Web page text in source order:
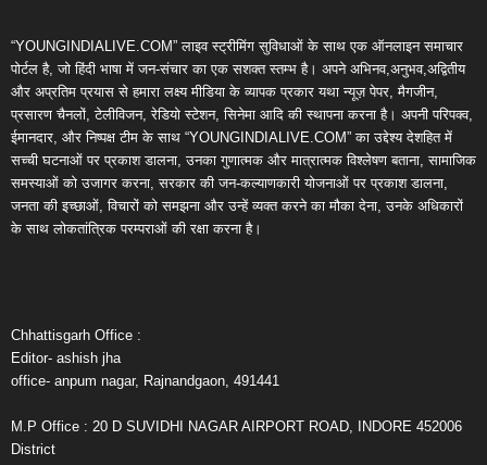
“YOUNGINDIALIVE.COM” लाइव स्ट्रीमिंग सुविधाओं के साथ एक ऑनलाइन समाचार
पोर्टल है, जो हिंदी भाषा में जन-संचार का एक सशक्त स्तम्भ है। अपने अभिनव,अनुभव,अद्वितीय
और अप्रतिम प्रयास से हमारा लक्ष्य मीडिया के व्यापक प्रकार यथा न्यूज़ पेपर, मैगजीन,
प्रसारण चैनलों, टेलीविजन, रेडियो स्टेशन, सिनेमा आदि की स्थापना करना है। अपनी परिपक्व,
ईमानदार, और निष्पक्ष टीम के साथ “YOUNGINDIALIVE.COM” का उद्देश्य देशहित में
सच्ची घटनाओं पर प्रकाश डालना, उनका गुणात्मक और मात्रात्मक विश्लेषण बताना, सामाजिक
समस्याओं को उजागर करना, सरकार की जन-कल्याणकारी योजनाओं पर प्रकाश डालना,
जनता की इच्छाओं, विचारों को समझना और उन्हें व्यक्त करने का मौका देना, उनके अधिकारों
के साथ लोकतांत्रिक परम्पराओं की रक्षा करना है।
Chhattisgarh Office :
Editor- ashish jha
office- anpum nagar, Rajnandgaon, 491441
M.P Office : 20 D SUVIDHI NAGAR AIRPORT ROAD, INDORE 452006
District